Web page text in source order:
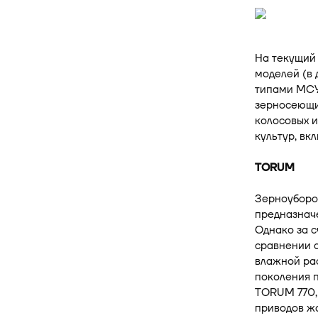
На
моделей (в
типами
колосовых
культур,
TORUM
Однако за
сравнении
влажной
поколения
TORUM
приводов